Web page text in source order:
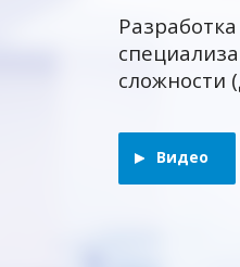
сложности
Видео